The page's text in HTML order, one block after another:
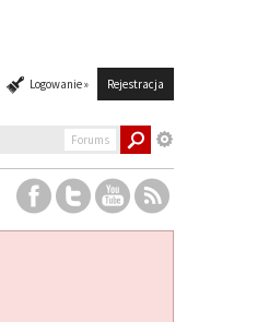
Logowanie » Rejestracja
Forums